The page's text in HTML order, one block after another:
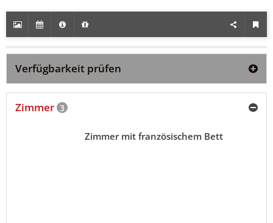
Verfügbarkeit prüfen
Zimmer 3
Zimmer mit französischem Bett